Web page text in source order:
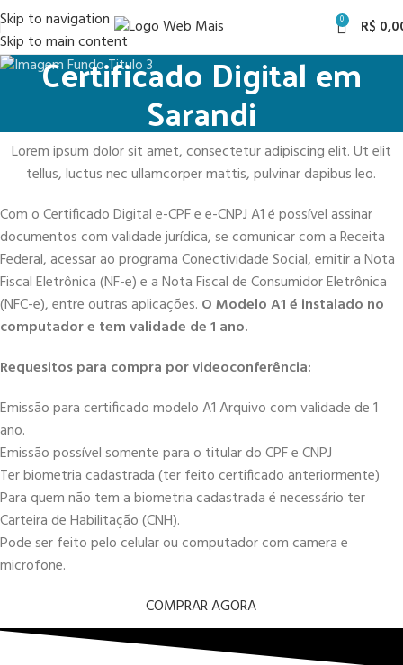
Skip to navigation
Skip to main content
0 R$
Certificado Digital em
Sarandi
Lorem ipsum dolor sit amet, consectetur adipiscing elit. Ut elit
tellus, luctus nec ullamcorper mattis, pulvinar dapibus leo.
Com o Certificado Digital e-CPF e e-CNPJ A1 é possível assinar
documentos com validade jurídica, se comunicar com a Receita
Federal, acessar ao programa Conectividade Social, emitir a Nota
Fiscal Eletrônica (NF-e) e a Nota Fiscal de Consumidor Eletrônica
(NFC-e), entre outras aplicações. O Modelo A1 é instalado no
computador e tem validade de 1 ano.
Requesitos para compra por videoconferência:
Emissão para certificado modelo A1 Arquivo com validade de 1
ano.
Emissão possível somente para o titular do CPF e CNPJ
Ter biometria cadastrada (ter feito certificado anteriormente)
Para quem não tem a biometria cadastrada é necessário ter
Carteira de Habilitação (CNH).
Pode ser feito pelo celular ou computador com camera e
microfone.
COMPRAR AGORA